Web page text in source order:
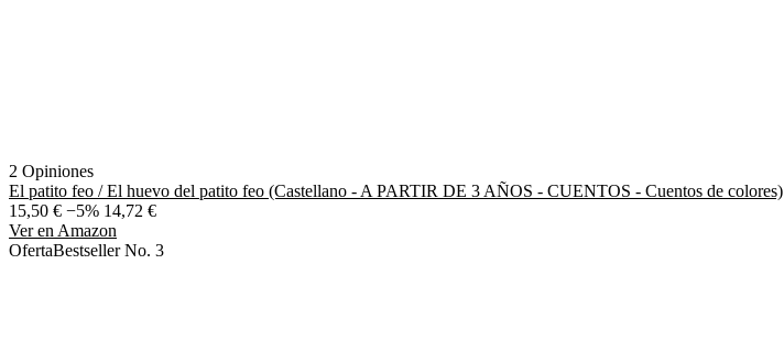
2 Opiniones
El patito feo / El huevo del patito feo (Castellano - A PARTIR DE 3 AÑOS - CUENTOS - Cuentos de colores)
15,50 € −5% 14,72 €
Ver en Amazon
OfertaBestseller No. 3